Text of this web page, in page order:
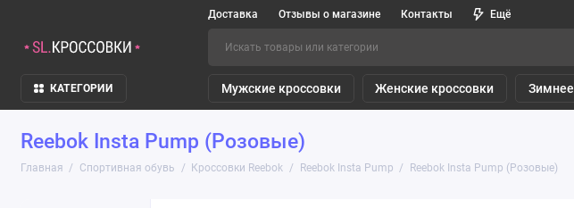
Доставка Отзывы о магазине Контакты Ещё
КАТЕГОРИИ Мужские кроссовки Женские кроссовки Зимнее
Reebok Insta Pump (Розовые)
Главная Спортивная обувь Кроссовки Reebok Reebok Insta Pump Reebok Insta Pump (Розовые)